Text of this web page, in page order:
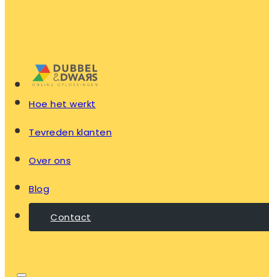
Hoe het werkt
Tevreden klanten
Over ons
Blog
Contact